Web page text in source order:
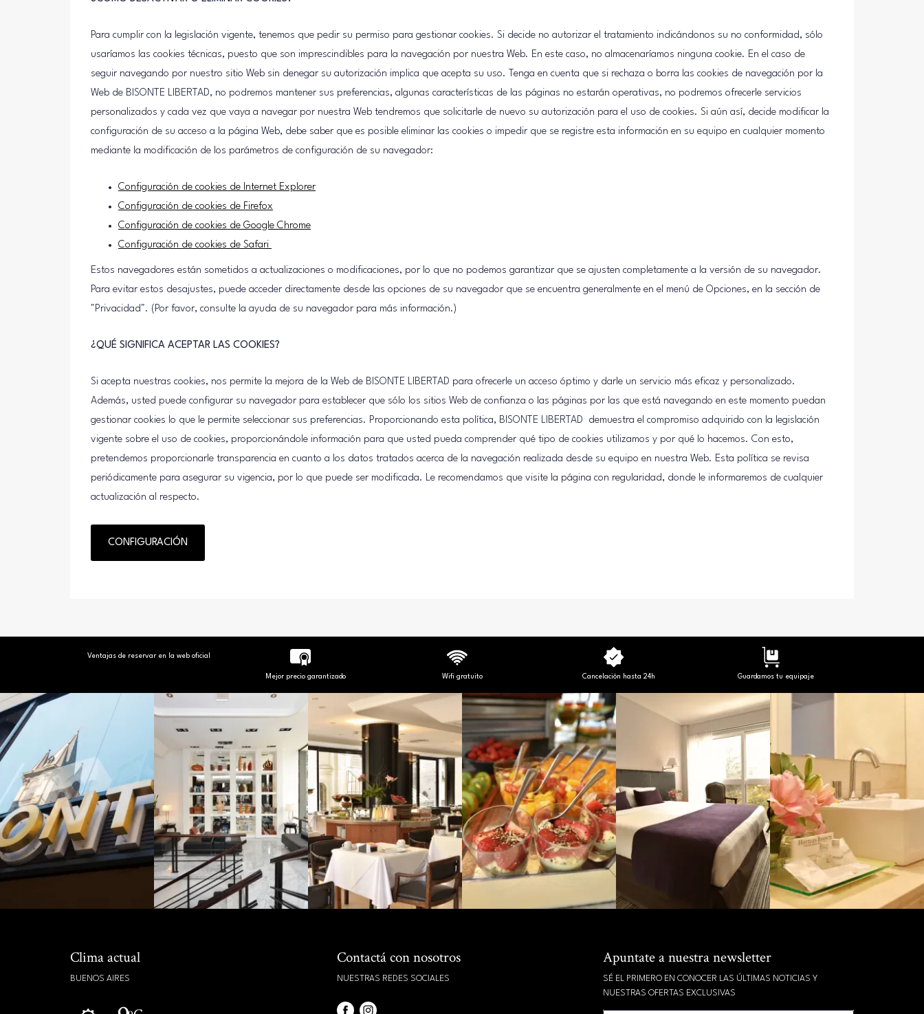
Para cumplir con la legislación vigente, tenemos que pedir su permiso para gestionar cookies. Si decide no autorizar el tratamiento indicándonos su no conformidad, sólo
usaríamos las cookies técnicas, puesto que son imprescindibles para la navegación por nuestra Web. En este caso, no almacenaríamos ninguna cookie. En el caso de
seguir navegando por nuestro sitio Web sin denegar su autorización implica que acepta su uso. Tenga en cuenta que si rechaza o borra las cookies de navegación por la
Web de BISONTE LIBERTAD, no podremos mantener sus preferencias, algunas características de las páginas no estarán operativas, no podremos ofrecerle servicios
personalizados y cada vez que vaya a navegar por nuestra Web tendremos que solicitarle de nuevo su autorización para el uso de cookies. Si aún así, decide modificar la
configuración de su acceso a la página Web, debe saber que es posible eliminar las cookies o impedir que se registre esta información en su equipo en cualquier momento
mediante la modificación de los parámetros de configuración de su navegador:
Configuración de cookies de Internet Explorer
Configuración de cookies de Firefox
Configuración de cookies de Google Chrome
Configuración de cookies de Safari
Estos navegadores están sometidos a actualizaciones o modificaciones, por lo que no podemos garantizar que se ajusten completamente a la versión de su navegador.
Para evitar estos desajustes, puede acceder directamente desde las opciones de su navegador que se encuentra generalmente en el menú de Opciones, en la sección de
"Privacidad". (Por favor, consulte la ayuda de su navegador para más información.)
¿QUÉ SIGNIFICA ACEPTAR LAS COOKIES?
Si acepta nuestras cookies, nos permite la mejora de la Web de BISONTE LIBERTAD para ofrecerle un acceso óptimo y darle un servicio más eficaz y personalizado.
Además, usted puede configurar su navegador para establecer que sólo los sitios Web de confianza o las páginas por las que está navegando en este momento puedan
gestionar cookies lo que le permite seleccionar sus preferencias. Proporcionando esta política, BISONTE LIBERTAD demuestra el compromiso adquirido con la legislación
vigente sobre el uso de cookies, proporcionándole información para que usted pueda comprender qué tipo de cookies utilizamos y por qué lo hacemos. Con esto,
pretendemos proporcionarle transparencia en cuanto a los datos tratados acerca de la navegación realizada desde su equipo en nuestra Web. Esta política se revisa
periódicamente para asegurar su vigencia, por lo que puede ser modificada. Le recomendamos que visite la página con regularidad, donde le informaremos de cualquier
actualización al respecto.
CONFIGURACIÓN
Ventajas de reservar en la web oficial
Mejor precio garantizado Wifi gratuito Cancelación hasta 24h Guardamos tu equipaje
Clima actual
BUENOS AIRES
Contactá con nosotros
NUESTRAS REDES SOCIALES
Apuntate a nuestra newsletter
SÉ EL PRIMERO EN CONOCER LAS ÚLTIMAS NOTICIAS Y
NUESTRAS OFERTAS EXCLUSIVAS